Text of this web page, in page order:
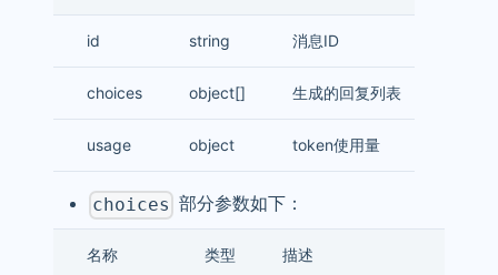
id string 消息ID
choices object[] 生成的回复列表
usage object token使用量
choices 部分参数如下：
名称 类型 描述